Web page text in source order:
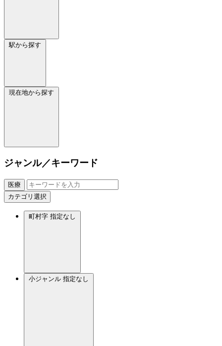
駅から探す
現在地から探す
ジャンル／キーワード
医療
カテゴリ選択
町村字 指定なし
小ジャンル 指定なし